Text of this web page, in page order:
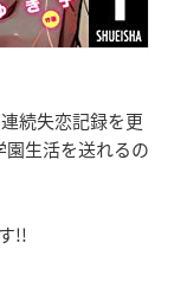
続失恋記録を更
生活を送れるの
!!